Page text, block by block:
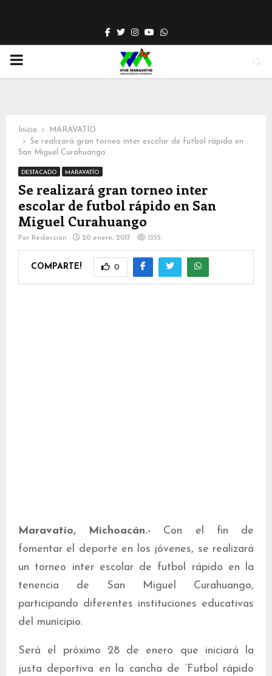
Facebook
TwitterInstagram
YoutubeWhatsapp
PRIMARY
Inicio
MARAVATÍO
Se realizará gran torneo inter escolar de futbol rápido en
San Miguel Curahuango
DESTACADO MARAVATÍO
Se realizará gran torneo inter
escolar de futbol rápido en San
Miguel Curahuango
Por Redacción 20 enero, 2017 1355
COMPARTE! 0
Maravatío, Michoacán.- Con el fin de
fomentar el deporte en los jóvenes, se realizará
un torneo inter escolar de futbol rápido en la
tenencia de San Miguel Curahuango,
participando diferentes instituciones educativas
del municipio.
Será el próximo 28 de enero que iniciará la
justa deportiva en la cancha de ‘Futbol rápido